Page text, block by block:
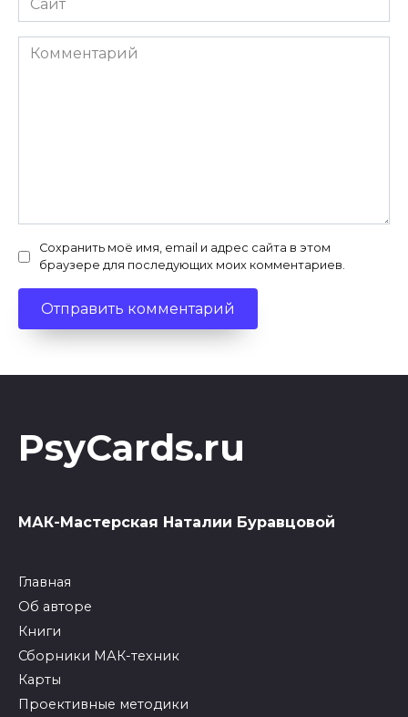
Комментарий
Сохранить моё имя, email и адрес сайта в этом
браузере для последующих моих комментариев.
PsyCards.ru
МАК-Мастерская Наталии Буравцовой
Главная
Об авторе
Книги
Сборники МАК-техник
Карты
Проективные методики